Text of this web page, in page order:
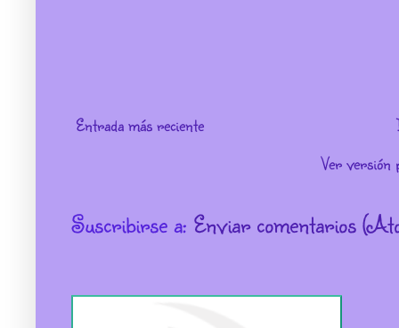
Entrada más reciente
Ver versión
Suscribirse a: Enviar comentarios